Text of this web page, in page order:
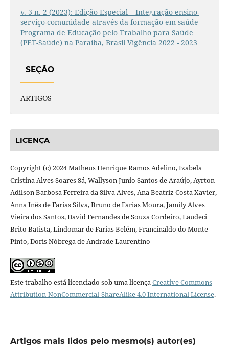
v. 3 n. 2 (2023): Edição Especial – Integração ensino-
serviço-comunidade através da formação em saúde
Programa de Educação pelo Trabalho para Saúde
(PET-Saúde) na Paraíba, Brasil Vigência 2022 - 2023
SEÇÃO
ARTIGOS
LICENÇA
Copyright (c) 2024 Matheus Henrique Ramos Adelino, Izabela
Cristina Alves Soares Sá, Wallyson Junio Santos de Araújo, Ayrton
Adilson Barbosa Ferreira da Silva Alves, Ana Beatriz Costa Xavier,
Anna Inês de Farias Silva, Bruno de Farias Moura, Jamily Alves
Vieira dos Santos, David Fernandes de Souza Cordeiro, Laudeci
Brito Batista, Lindomar de Farias Belém, Francinaldo do Monte
Pinto, Doris Nóbrega de Andrade Laurentino
Este trabalho está licenciado sob uma licençaCreative Commons
Attribution-NonCommercial-ShareAlike 4.0 International License.
Artigos mais lidos pelo mesmo(s) autor(es)